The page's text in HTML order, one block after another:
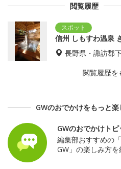
閲覧履歴
信州 しもすわ温泉
長野県・諏訪郡
閲覧履歴を
GWのおでかけをもっと楽
GWのおでかけトピ
編集部おすすめの
GW」の楽しみ方を